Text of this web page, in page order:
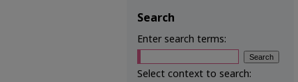
Search
Enter search terms:
Select context to search: